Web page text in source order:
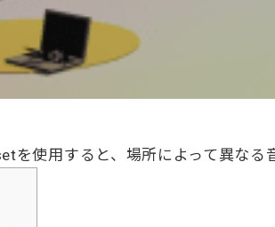
を使用すると、場所によって異なる